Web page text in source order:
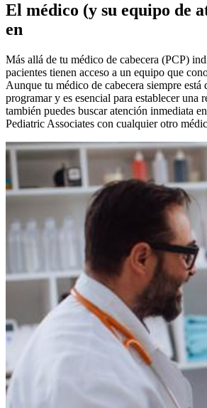
El médico (y su equipo de
en
Más allá de tu médico de cabecera (PCP)
pacientes tienen acceso a un equipo que
Aunque tu médico de cabecera siempre está
programar y es esencial para establecer una
también puedes buscar atención inmediata
Pediatric Associates con cualquier otro